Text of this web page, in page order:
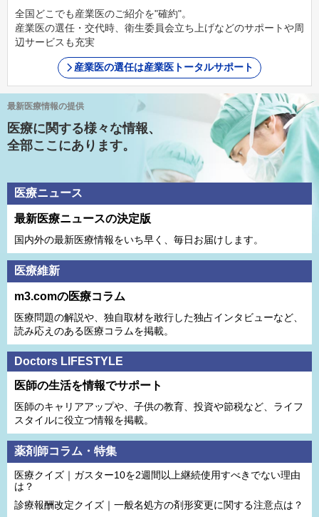
全国どこでも産業医のご紹介を"確約"。
産業医の選任・交代時、衛生委員会立ち上げなどのサポートや周
辺サービスも充実
産業医の選任は産業医トータルサポート
最新医療情報の提供
医療に関する様々な情報、
全部ここにあります。
医療ニュース
最新医療ニュースの決定版
国内外の最新医療情報をいち早く、毎日お届けします。
医療維新
m3.comの医療コラム
医療問題の解説や、独⾃取材を敢⾏した独占インタビューなど、
読み応えのある医療コラムを掲載。
Doctors LIFESTYLE
医師の生活を情報でサポート
医師のキャリアアップや、子供の教育、投資や節税など、ライフ
スタイルに役立つ情報を掲載。
薬剤師コラム・特集
医療クイズ｜ガスター10を2週間以上継続使用すべきでない理由
は？
診療報酬改定クイズ｜一般名処方の剤形変更に関する注意点は？